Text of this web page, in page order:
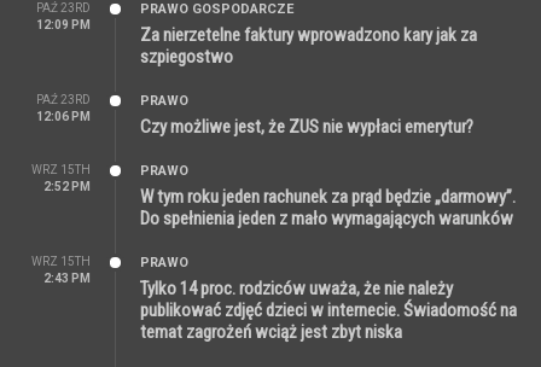
PAŹ 23RD
12:09 PM
PRAWO GOSPODARCZE
Za nierzetelne faktury wprowadzono kary jak za
szpiegostwo
PAŹ 23RD
12:06 PM
PRAWO
Czy możliwe jest, że ZUS nie wypłaci emerytur?
WRZ 15TH
2:52 PM
PRAWO
W tym roku jeden rachunek za prąd będzie „darmowy”.
Do spełnienia jeden z mało wymagających warunków
WRZ 15TH
2:43 PM
PRAWO
Tylko 14 proc. rodziców uważa, że nie należy
publikować zdjęć dzieci w internecie. Świadomość na
temat zagrożeń wciąż jest zbyt niska